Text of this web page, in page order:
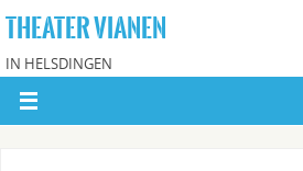
THEATER VIANEN
IN HELSDINGEN